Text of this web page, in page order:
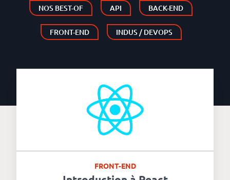
NOS BEST-OF API BACK-END
FRONT-END INDUS / DEVOPS
FRONT-END